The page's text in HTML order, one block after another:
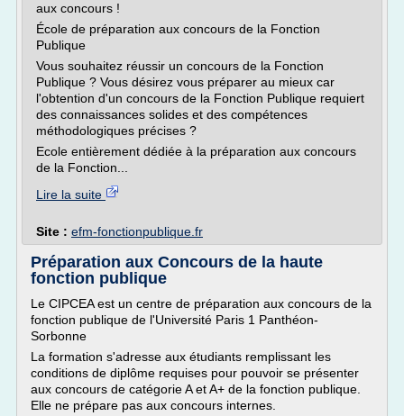
aux concours !
École de préparation aux concours de la Fonction
Publique
Vous souhaitez réussir un concours de la Fonction
Publique ? Vous désirez vous préparer au mieux car
l'obtention d'un concours de la Fonction Publique requiert
des connaissances solides et des compétences
méthodologiques précises ?
Ecole entièrement dédiée à la préparation aux concours
de la Fonction...
Lire la suite
Site : efm-fonctionpublique.fr
Préparation aux Concours de la haute
fonction publique
Le CIPCEA est un centre de préparation aux concours de la
fonction publique de l'Université Paris 1 Panthéon-
Sorbonne
La formation s'adresse aux étudiants remplissant les
conditions de diplôme requises pour pouvoir se présenter
aux concours de catégorie A et A+ de la fonction publique.
Elle ne prépare pas aux concours internes.